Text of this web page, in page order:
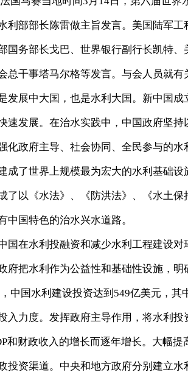
利部部长陈雷做主旨发言。美国陆军
国务部长戈巴、世界银行副行长凯特
总干事塔马尔格等发言。与会人员就有
展中大国，也是水利大国。新中国成
速发展。在治水实践中，中国政府坚
化政府主导、社会协同、全民参与的水
成了世界上规模最为宏大的水利基础
了以《水法》、《防洪法》、《水土
中国特色的治水兴水道路。
在水利投融资和减少水利工程建设对
把水利作为公益性和基础性设施，明
中国水利建设投资达到549亿美元，其
入力度。发挥政府主导作用，将水利
和财政收入的增长而逐年增长。大幅
投资渠道。中央和地方政府分别建立